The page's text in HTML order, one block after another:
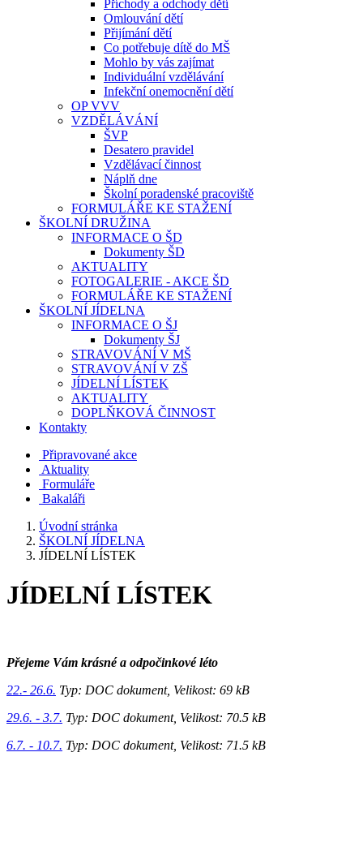
Příchody a odchody dětí
Omlouvání dětí
Přijímání dětí
Co potřebuje dítě do MŠ
Mohlo by vás zajímat
Individuální vzdělávání
Infekční onemocnění dětí
OP VVV
VZDĚLÁVÁNÍ
ŠVP
Desatero pravidel
Vzdělávací činnost
Náplň dne
Školní poradenské pracoviště
FORMULÁŘE KE STAŽENÍ
ŠKOLNÍ DRUŽINA
INFORMACE O ŠD
Dokumenty ŠD
AKTUALITY
FOTOGALERIE - AKCE ŠD
FORMULÁŘE KE STAŽENÍ
ŠKOLNÍ JÍDELNA
INFORMACE O ŠJ
Dokumenty ŠJ
STRAVOVÁNÍ V MŠ
STRAVOVÁNÍ V ZŠ
JÍDELNÍ LÍSTEK
AKTUALITY
DOPLŇKOVÁ ČINNOST
Kontakty
Připravované akce
Aktuality
Formuláře
Bakaláři
Úvodní stránka
ŠKOLNÍ JÍDELNA
JÍDELNÍ LÍSTEK
JÍDELNÍ LÍSTEK
Přejeme Vám krásné a odpočinkové léto
22.- 26.6. Typ: DOC dokument, Velikost: 69 kB
29.6. - 3.7. Typ: DOC dokument, Velikost: 70.5 kB
6.7. - 10.7. Typ: DOC dokument, Velikost: 71.5 kB